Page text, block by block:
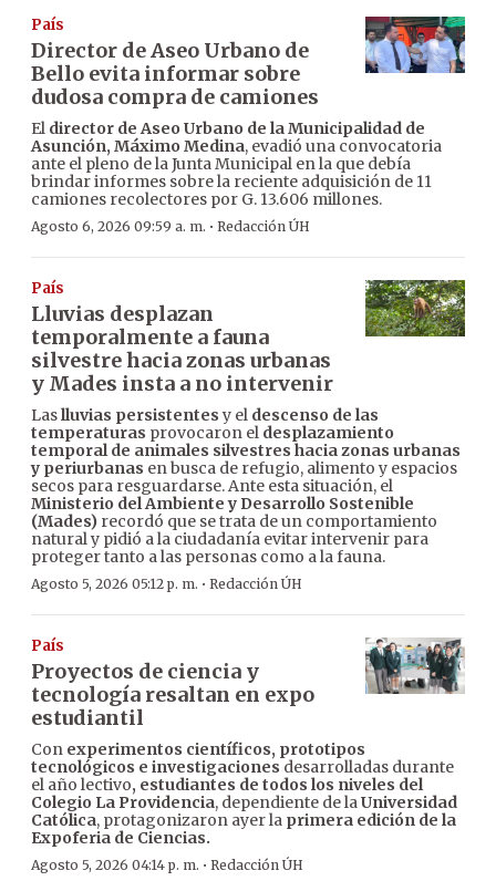
País
Director de Aseo Urbano de
Bello evita informar sobre
dudosa compra de camiones
El director de Aseo Urbano de la Municipalidad de
Asunción, Máximo Medina, evadió una convocatoria
ante el pleno de la Junta Municipal en la que debía
brindar informes sobre la reciente adquisición de 11
camiones recolectores por G. 13.606 millones.
Agosto 6, 2026 09:59 a. m. · Redacción ÚH
País
Lluvias desplazan
temporalmente a fauna
silvestre hacia zonas urbanas
y Mades insta a no intervenir
Laslluvias persistentes y el descenso de las
temperaturas provocaron el desplazamiento
temporal de animales silvestres hacia zonas urbanas
y periurbanas en busca de refugio, alimento y espacios
secos para resguardarse. Ante esta situación, el
Ministerio del Ambiente y Desarrollo Sostenible
(Mades) recordó que se trata de un comportamiento
natural y pidió a la ciudadanía evitar intervenir para
proteger tanto a las personas como a la fauna.
Agosto 5, 2026 05:12 p. m. · Redacción ÚH
País
Proyectos de ciencia y
tecnología resaltan en expo
estudiantil
Con experimentos científicos, prototipos
tecnológicos e investigaciones desarrolladas durante
el año lectivo, estudiantes de todos los niveles del
Colegio La Providencia, dependiente de laUniversidad
Católica, protagonizaron ayer la primera edición de la
Expoferia de Ciencias.
Agosto 5, 2026 04:14 p. m. · Redacción ÚH